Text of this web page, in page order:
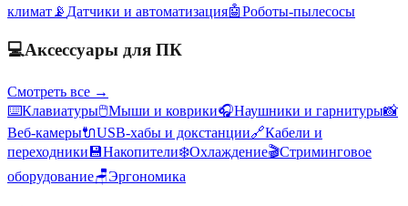
климат 📡 Датчики и автоматизация🤖Роботы-пылесосы
💻Аксессуары для ПК
Смотреть все →
⌨️Клавиатуры🖱️Мыши и коврики🎧Наушники и гарнитуры📸
Веб-камеры🔌USB-хабы и докстанции🔗Кабели и
переходники 💾Накопители❄️Охлаждение🎬Стриминговое
оборудование🪑Эргономика